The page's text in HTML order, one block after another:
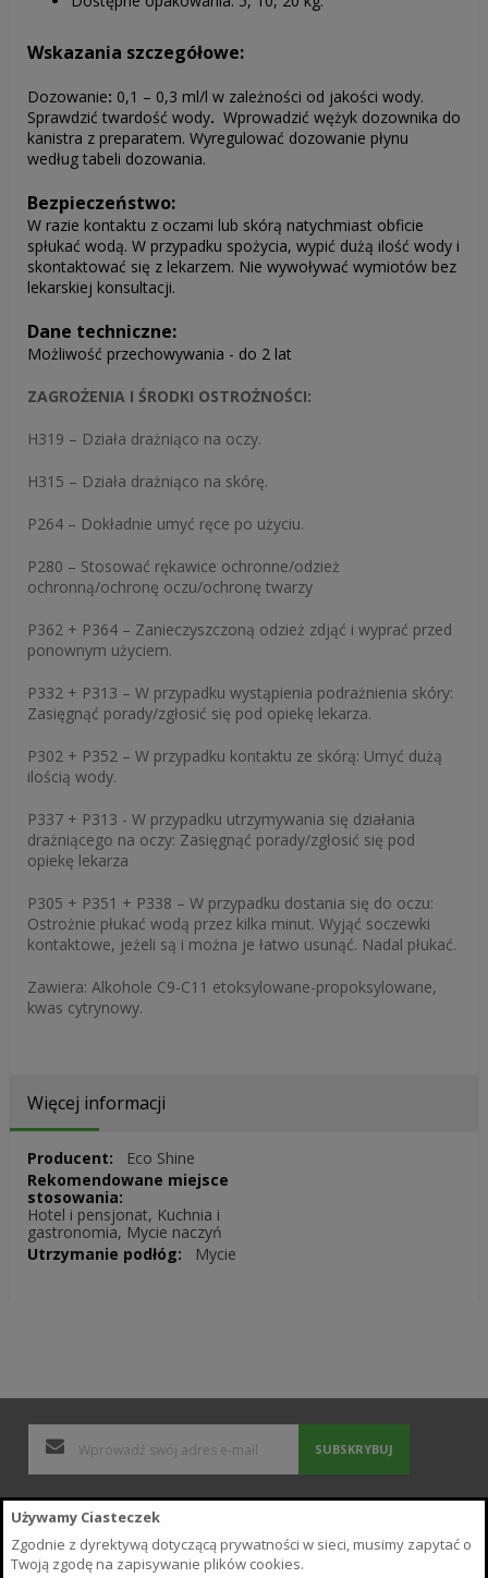
Używamy Ciasteczek
Zgodnie z dyrektywą dotyczącą prywatności w sieci, musimy zapytać o
Twoją zgodę na zapisywanie plików cookies.
Wskazania szczegółowe:
Dozowanie: 0,1 – 0,3 ml/l w zależności od jakości wody.
Sprawdzić twardość wody. Wprowadzić wężyk dozownika do
kanistra z preparatem. Wyregulować dozowanie płynu
według tabeli dozowania.
Bezpieczeństwo:
W razie kontaktu z oczami lub skórą natychmiast obficie
spłukać wodą. W przypadku spożycia, wypić dużą ilość wody i
skontaktować się z lekarzem. Nie wywoływać wymiotów bez
lekarskiej konsultacji.
Dane techniczne:
Możliwość przechowywania - do 2 lat
ZAGROŻENIA I ŚRODKI OSTROŻNOŚCI:
H319 – Działa drażniąco na oczy.
H315 – Działa drażniąco na skórę.
P264 – Dokładnie umyć ręce po użyciu.
P280 – Stosować rękawice ochronne/odzież
ochronną/ochronę oczu/ochronę twarzy
P362 + P364 – Zanieczyszczoną odzież zdjąć i wyprać przed
ponownym użyciem.
P332 + P313 – W przypadku wystąpienia podrażnienia skóry:
Zasięgnąć porady/zgłosić się pod opiekę lekarza.
P302 + P352 – W przypadku kontaktu ze skórą: Umyć dużą
ilością wody.
P337 + P313 - W przypadku utrzymywania się działania
drażniącego na oczy: Zasięgnąć porady/zgłosić się pod
opiekę lekarza
P305 + P351 + P338 – W przypadku dostania się do oczu:
Ostrożnie płukać wodą przez kilka minut. Wyjąć soczewki
kontaktowe, jeżeli są i można je łatwo usunąć. Nadal płukać.
Zawiera: Alkohole C9-C11 etoksylowane-propoksylowane,
kwas cytrynowy.
Więcej informacji
Więcej
informacji
Eco Shine
Hotel i pensjonat, Kuchnia i
gastronomia, Mycie naczyń
Mycie
SUBSKRYBUJ
Polityka Prywatności i Cookies
Wyszukiwane frazy
Zamówienia i zwroty